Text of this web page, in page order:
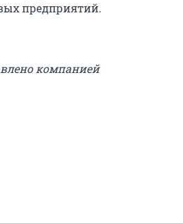
предприятий.
компанией